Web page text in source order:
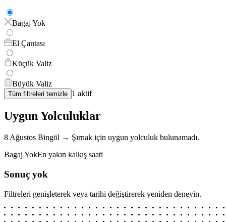
Bagaj Yok
El Çantası
Küçük Valiz
Büyük Valiz
Tüm filtreleri temizle 1 aktif
Uygun Yolculuklar
8 Ağustos Bingöl → Şırnak için uygun yolculuk bulunamadı.
Bagaj YokEn yakın kalkış saati
Sonuç yok
Filtreleri genişleterek veya tarihi değiştirerek yeniden deneyin.